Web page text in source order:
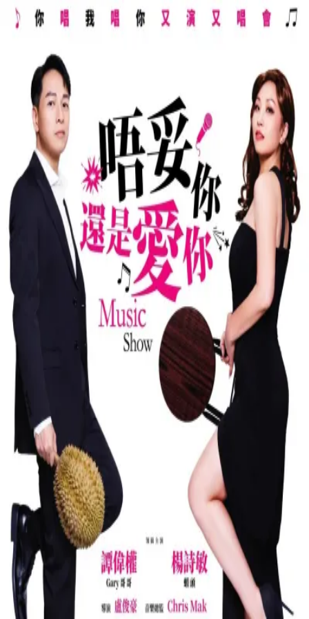
下載 App
官方媒體 (1)
用戶分享 (0)
打卡記錄 (0)
返回頂部